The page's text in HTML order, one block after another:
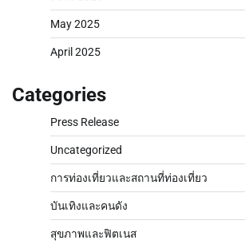
May 2025
April 2025
Categories
Press Release
Uncategorized
การท่องเที่ยวและสถานที่ท่องเที่ยว
บันเทิงและคนดัง
สุขภาพและฟิตเนส